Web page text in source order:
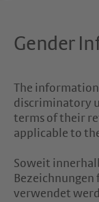
Gender
The
discriminatory
terms of their
applicable to
Soweit
Bezeichnungen
verwendet